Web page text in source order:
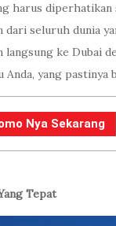
harus diperhatikan
dari seluruh dunia
langsung ke Dubai
Anda, yang
Nya Sekarang
Tepat